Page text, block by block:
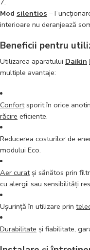
Mod silentios –
interioare nu deranjează
Beneficii pentru
Utilizarea aparatului Daikin
multiple avantaje:
Confortsporit în orice
răcire eficiente.
Reducerea costurilor de
modului Eco.
Aer curatși sănătos prin
cu alergii sau sensibilități
Ușurință în utilizare prin
Durabilitate și fiabilitate,